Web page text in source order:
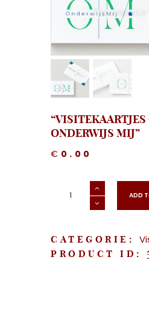
ONDERWIJS MIJ”
€ 0.00
"Visitekaartjes
Ontwerp
Onderwijs ADD
CATEGORIE:
PRODUCT ID: